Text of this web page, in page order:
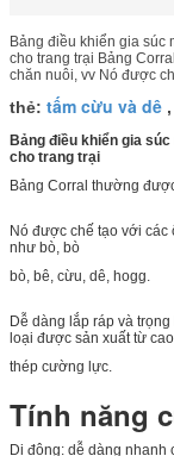
Bảng điều khiển gia súc
cho trang trại Bảng
chăn nuôi, vv Nó được
thẻ: tấm cừu và dê ,
Bảng điều khiển gia
cho trang trại
Bảng Corral thường
Nó được chế tạo với các
như bò, bò
bò, bê, cừu, dê, hogg.
Dễ dàng lắp ráp và
loại được sản xuất từ ​​cao
thép cường lực.
Tính năng
Di động: dễ dàng nhanh